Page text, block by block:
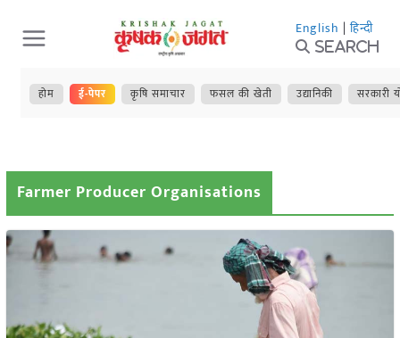
Skip
to
content
English | हिन्दी
Search
होम ई-पेपर कृषि समाचार फसल की खेती उद्यानिकी सरकारी
Farmer Producer Organisations